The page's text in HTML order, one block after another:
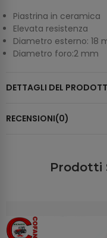
Piastrina in ceramica
Elevata resistenza
Diametro esterno: 18
Diametro foro:2 mm
DETTAGLI DEL
RECENSIONI(0)
Prodotti